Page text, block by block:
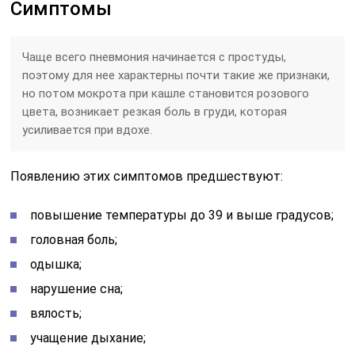
Симптомы
Чаще всего пневмония начинается с простуды,
поэтому для нее характерны почти такие же признаки,
но потом мокрота при кашле становится розового
цвета, возникает резкая боль в груди, которая
усиливается при вдохе.
Появлению этих симптомов предшествуют:
повышение температуры до 39 и выше градусов;
головная боль;
одышка;
нарушение сна;
вялость;
учащение дыхание;